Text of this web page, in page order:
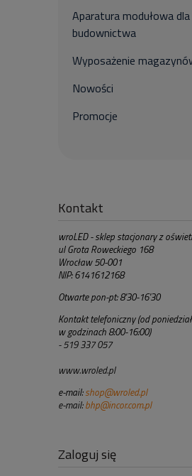
Aparatura modułowa dla
budownictwa
Wyposażenie
Nowości
Promocje
Kontakt
wroLED - sklep stacjonary z
ul Grota Roweckiego 168
Wrocław 50-001
NIP: 6141612168
Otwarte pon-pt: 8'30-16'30
Kontakt telefoniczny (od
w godzinach 8:00-16:00)
- 519 337 057
www.wroled.pl
e-mail: shop@wroled.pl
e-mail:bhp@incor.com.pl
Zaloguj się